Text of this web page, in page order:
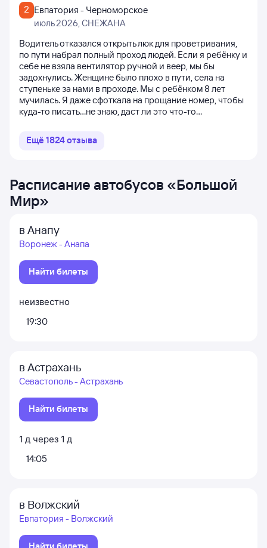
Расписание автобусов «Большой
Мир»
в Анапу
Воронеж - Анапа
Найти билеты
неизвестно
19:30
в Астрахань
Севастополь - Астрахань
Найти билеты
1 д через 1 д
14:05
в Волжский
Евпатория - Волжский
2 Евпатория - Черноморское
июль 2026, СНЕЖАНА
Водитель отказался открыть люк для проветривания,
по пути набрал полный проход людей. Если я ребёнку и
себе не взяла вентилятор ручной и веер, мы бы
задохнулись. Женщине было плохо в пути, села на
ступеньке за нами в проходе. Мы с ребёнком 8 лет
мучилась. Я даже сфоткала на прощание номер, чтобы
куда-то писать...не знаю, даст ли это что-то...
Ещё 1824отзыва